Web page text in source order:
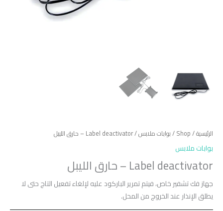
الرئيسية/
Shop
/بوابات ملابس/ Label deactivator – حارق الليبل
بوابات ملابس
Label deactivator – حارق الليبل
جهاز فك تشفير خاص، فيتم تمرير الباركود عليه لإلغاء تفعيل التاج حتى لا
يطلق الإنذار عند الخروج من المحل.